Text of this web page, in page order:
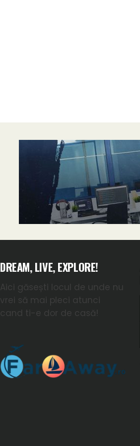
DREAM, LIVE, EXPLORE!
Aici găsești locul de unde nu
vrei să mai pleci atunci
cand ti-e dor de casă!